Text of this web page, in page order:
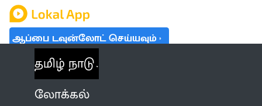
ஆப்பை டவுன்லோட் செய்யவும்
தமிழ் நாடு
லோக்கல்